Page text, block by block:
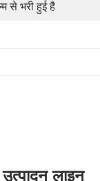
से भरी हुई है
लाइन